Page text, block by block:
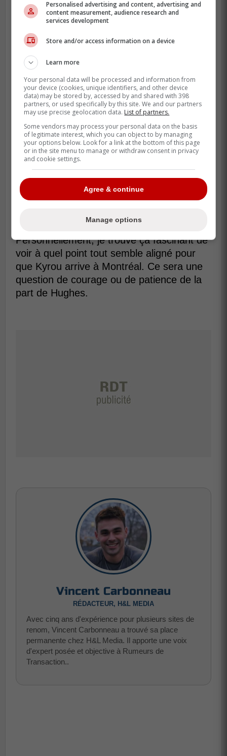
Selon Truman, deux autres noms
intéresseraient également St-Louis, sans
qu'on sache encore lesquels. Ce flou
pourrait donner un avantage à
Hughes
Et ce n'est pas tout: selon Pierre McGuire,
les Canadiens ont déjà tout en main pour
« Le Canadien peut régler la
transaction pour Jordan Kyrou dès
aujourd'hui s'il le souhaite, tous les
éléments sont en place. » - Pierre
Personnellement, je trouve ça fascinant de
voir à quel point tout semble aligné pour
que Kyrou arrive à Montréal. Ce sera une
question de courage ou de patience de la
part de Hughes.
Vincent Carbonneau
RÉDACTEUR, H&L MEDIA
Avec cinq ans d'expérience pour plusieurs sites de
renom, Vincent Carbonneau a trouvé sa place
permanente chez H&L Media. Il apporte une voix
d'expert posée et objective à Rumeurs de
Transaction..
Personalised advertising and content, advertising and
content measurement, audience research and
services development
Store and/or access information on a device
Learn more
Your personal data will be processed and information from
your device (cookies, unique identifiers, and other device
data) may be stored by, accessed by and shared with 398
partners, or used specifically by this site. We and our partners
may use precise geolocation data. List of partners.
Some vendors may process your personal data on the basis
of legitimate interest, which you can object to by managing
your options below. Look for a link at the bottom of this page
or in the site menu to manage or withdraw consent in privacy
and cookie settings.
Agree & continue
Manage options